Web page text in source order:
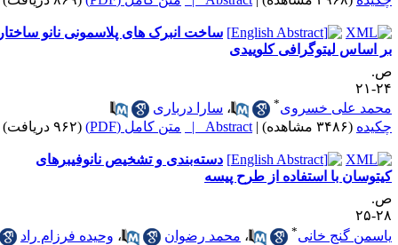
ساخت انبرک های پلاسمونی نانو ساختار
اساس لیتوگرافی کلوییدی
۲۱
علی خسروی
،سارا درباری
(۳۴۸۶ مشاهده) |
Abstract | متن کامل (PDF) (۹۶۲ دریافت)
دسته‌بندی و تشخیص نانوفیبرهای
با استفاده از طرح پیسه
۲۵
گنج خانی
،محمد رضوان ،وحیده فرزام راد